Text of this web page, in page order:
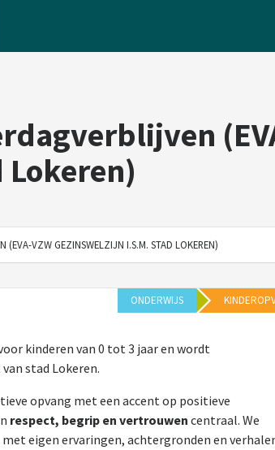
(EVA-VZW GEZINSWELZIJN I.S.M. STAD LOKEREN)
ONDERWIJS
kinderen van 0 tot 3 jaar en wordt
stad Lokeren.
opvang met een accent op positieve
respect, begrip en vertrouwen centraal. We
eigen ervaringen, achtergronden en